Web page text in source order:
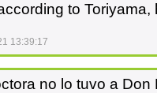
to
13:39:17
no lo tuvo a